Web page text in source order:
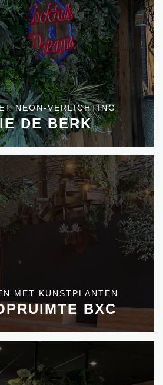
NEON-VERLICHTING
DE BERK
MET KUNSTPLANTEN
BXC